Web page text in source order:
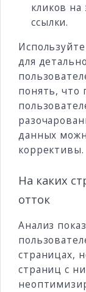
кликов на
ссылки.
для
понять, что
данных
коррективы.
На каких
отток
Анализ
страницах,
страниц с